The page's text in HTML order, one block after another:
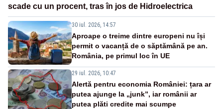
scade cu un procent, tras în jos de Hidroelectrica
30 iul. 2026, 14:57
Aproape o treime dintre europeni nu își
permit o vacanță de o săptămână pe an.
România, pe primul loc în UE
29 iul. 2026, 10:47
Alertă pentru economia României: țara ar
putea ajunge la „junk”, iar românii ar
putea plăti credite mai scumpe